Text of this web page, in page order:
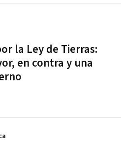
la Ley de Tierras:
en contra y una